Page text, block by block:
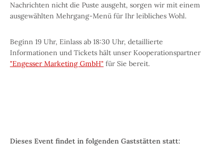
Nachrichten nicht die Puste ausgeht, sorgen wir mit einem
ausgewählten Mehrgang-Menü für Ihr leibliches Wohl.
Beginn 19 Uhr, Einlass ab 18:30 Uhr, detaillierte
Informationen und Tickets hält unser Kooperationspartner
"Engesser Marketing GmbH" für Sie bereit.
Dieses Event findet in folgenden Gaststätten statt: